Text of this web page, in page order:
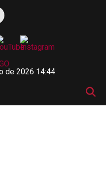
de 2026 14:44